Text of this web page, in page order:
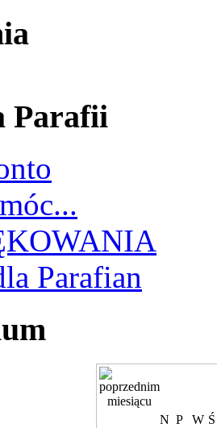
Parafii
Parafian
N P W Ś